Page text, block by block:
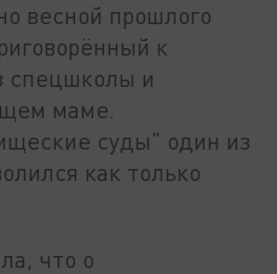
весной прошлого
к
спецшколы и
маме.
суды" один из
как только
что о